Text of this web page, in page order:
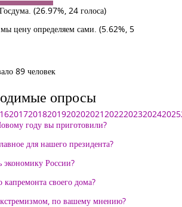
(26.97%, 24 голоса)
цену определяем сами. (5.62%, 5
89 человек
опросы
201720182019202020212022202320242025
году вы приготовили?
для нашего президента?
экономику России?
своего дома?
по вашему мнению?